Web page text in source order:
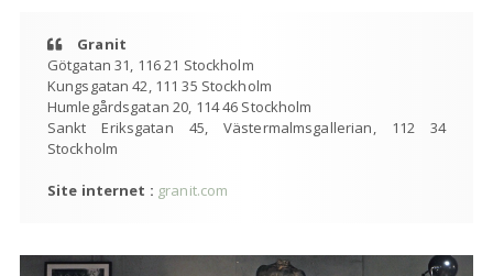
Granit
Götgatan 31, 116 21 Stockholm
Kungsgatan 42, 111 35 Stockholm
Humlegårdsgatan 20, 114 46 Stockholm
Sankt Eriksgatan 45, Västermalmsgallerian, 112 34
Stockholm
Site internet : granit.com